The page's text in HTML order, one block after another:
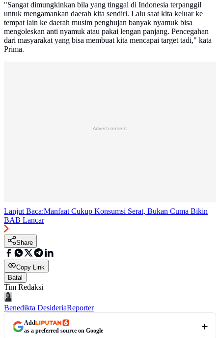
"Sangat dimungkinkan bila yang tinggal di Indonesia terpanggil
untuk mengamankan daerah kita sendiri. Lalu saat kita keluar ke
tempat lain ke daerah musim penghujan banyak nyamuk bisa
mengoleskan anti nyamuk atau pakai lengan panjang. Pencegahan
dari masyarakat yang bisa membuat kita mencapai target tadi," kata
Prima.
Advertisement
Lanjut Baca:Manfaat Cukup Konsumsi Serat, Bukan Cuma Bikin
BAB Lancar
Share
Copy Link
Batal
Tim Redaksi
Benedikta DesideriaReporter
Add
as a preferred source on Google